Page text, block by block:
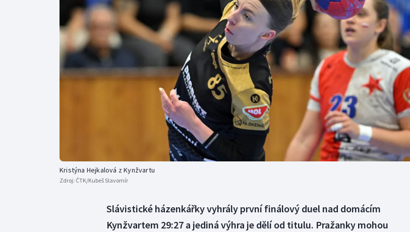
Curling
Dostihy
Florbal
Futsal
Golf
Gymnastika
Moderní pětiboj
Motorsport
Olympijské hry
Parasport
Plavání
Plážový volejbal
Triatlon
Veslování
Vodní slalom
Volejbal
Ostatní
Kristýna Hejkalová z Kynžvartu
Zdroj: ČTK/Kubeš Slavomír
Slávistické házenkářky vyhrály první finálový duel nad domácím
Kynžvartem 29:27 a jediná výhra je dělí od titulu. Pražanky mohou